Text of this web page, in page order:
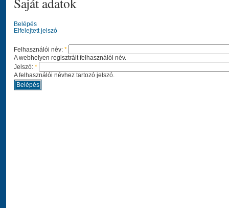
Belépés
Elfelejtett jelszó
Felhasználói név: *
A webhelyen regisztrált felhasználói név.
Jelszó: *
A felhasználói névhez tartozó jelszó.